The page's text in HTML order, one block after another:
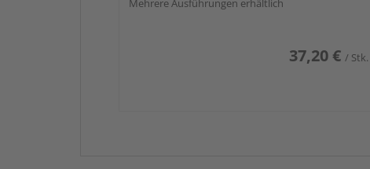
37,20 € / Stk.